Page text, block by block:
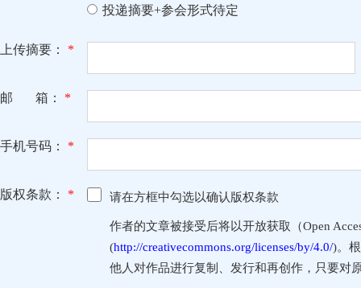
投递摘要+参会形式待定
上传摘要： *
邮 箱： *
手机号码： *
版权条款： * 请在方框中勾选以确认版权条款
作者的文章被接受后将以开放获取（Open
(http://creativecommons.org/licenses/by/4.0/)。
他人对作品进行复制、发行和再创作，只要对